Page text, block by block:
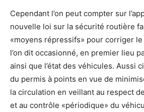
Cependant l’on peut compter sur
nouvelle loi sur la sécurité routière
«moyens répressifs» pour corriger
l’on dit occasionné, en premier lieu
ainsi que l’état des véhicules. Aussi
du permis à points en vue de
la circulation en veillant au respect
et au contrôle «périodique» du